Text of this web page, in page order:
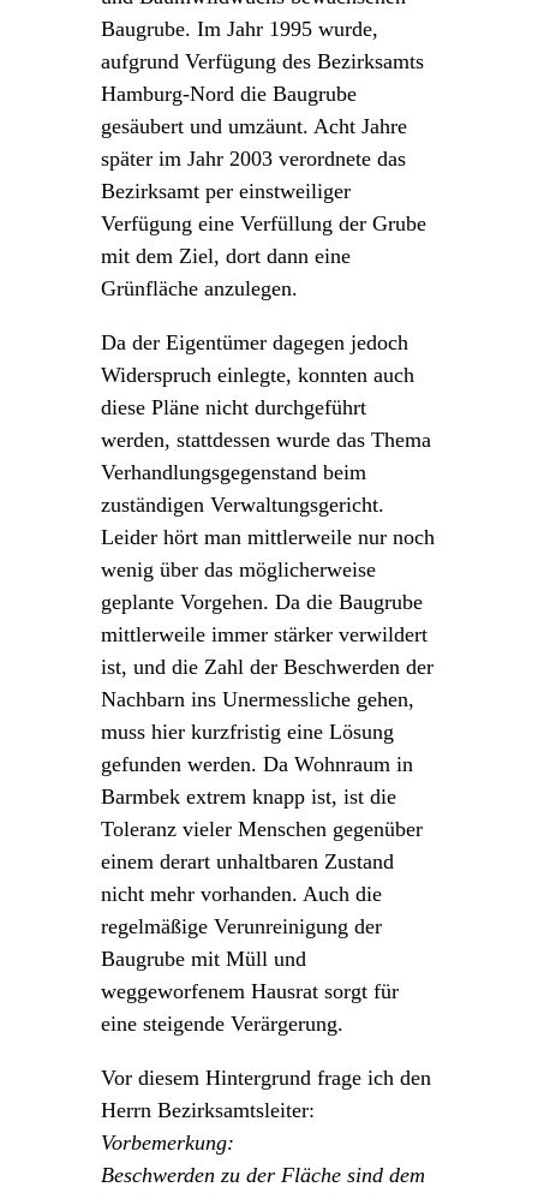
Baugrube. Im Jahr 1995 wurde,
aufgrund Verfügung des Bezirksamts
Hamburg-Nord die Baugrube
gesäubert und umzäunt. Acht Jahre
später im Jahr 2003 verordnete das
Bezirksamt per einstweiliger
Verfügung eine Verfüllung der Grube
mit dem Ziel, dort dann eine
Grünfläche anzulegen.
Da der Eigentümer dagegen jedoch
Widerspruch einlegte, konnten auch
diese Pläne nicht durchgeführt
werden, stattdessen wurde das Thema
Verhandlungsgegenstand beim
zuständigen Verwaltungsgericht.
Leider hört man mittlerweile nur noch
wenig über das möglicherweise
geplante Vorgehen. Da die Baugrube
mittlerweile immer stärker verwildert
ist, und die Zahl der Beschwerden der
Nachbarn ins Unermessliche gehen,
muss hier kurzfristig eine Lösung
gefunden werden. Da Wohnraum in
Barmbek extrem knapp ist, ist die
Toleranz vieler Menschen gegenüber
einem derart unhaltbaren Zustand
nicht mehr vorhanden. Auch die
regelmäßige Verunreinigung der
Baugrube mit Müll und
weggeworfenem Hausrat sorgt für
eine steigende Verärgerung.
Vor diesem Hintergrund frage ich den
Herrn Bezirksamtsleiter:
Vorbemerkung:
Beschwerden zu der Fläche sind dem